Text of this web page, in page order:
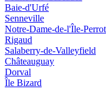
Baie-d'Urfé
Senneville
Notre-Dame-de-l'Île-Perrot
Rigaud
Salaberry-de-Valleyfield
Châteauguay
Dorval
Île Bizard